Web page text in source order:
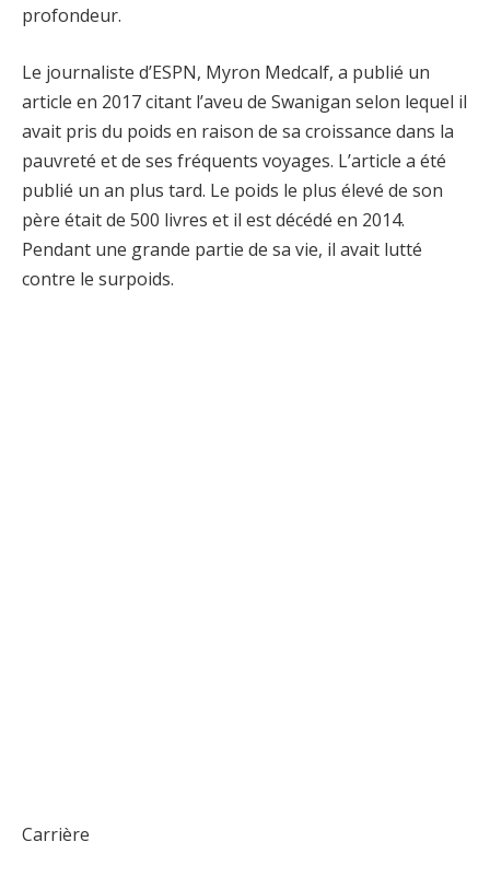
profondeur.
Le journaliste d’ESPN, Myron Medcalf, a publié un
article en 2017 citant l’aveu de Swanigan selon lequel il
avait pris du poids en raison de sa croissance dans la
pauvreté et de ses fréquents voyages. L’article a été
publié un an plus tard. Le poids le plus élevé de son
père était de 500 livres et il est décédé en 2014.
Pendant une grande partie de sa vie, il avait lutté
contre le surpoids.
Carrière